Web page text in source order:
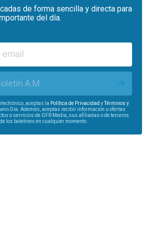
de forma sencilla y directa para
del día.
A.M.
aceptas la Política de Privacidad yTérminos y
Día. Además, aceptas recibir información u ofertas
o servicios de GFR Media, sus afiliadas o de terceros.
los boletines en cualquier momento.